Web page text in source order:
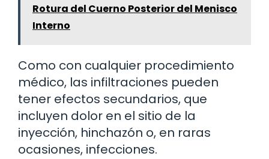
Rotura del Cuerno Posterior del Menisco
Interno
Como con cualquier procedimiento
médico, las infiltraciones pueden
tener efectos secundarios, que
incluyen dolor en el sitio de la
inyección, hinchazón o, en raras
ocasiones, infecciones.